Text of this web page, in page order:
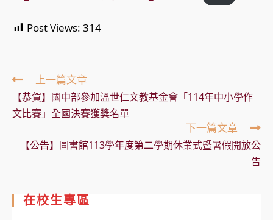
Post Views: 314
Read
more
articles
上一篇文章
【恭賀】國中部參加溫世仁文教基金會「114年中小學作
文比賽」全國決賽獲獎名單
下一篇文章
【公告】圖書館113學年度第二學期休業式暨暑假開放公
告
在校生專區